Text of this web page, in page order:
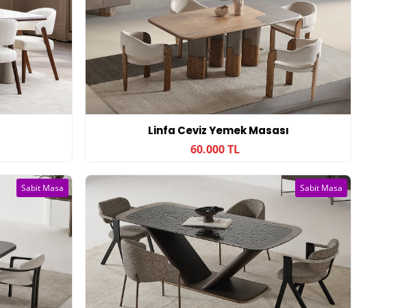
Linfa Ceviz Yemek Masası
60.000 TL
Sabit Masa Sabit Masa